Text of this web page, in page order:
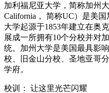
加利福尼亚大学，简称加州
California， 简称UC）是美
大学起源于1853年建立在奥
展成一所拥有10个分校并对
统。加州大学是美国最具影
校、旧金山分校、圣地亚哥
学府。
校训： 让这里光芒闪耀